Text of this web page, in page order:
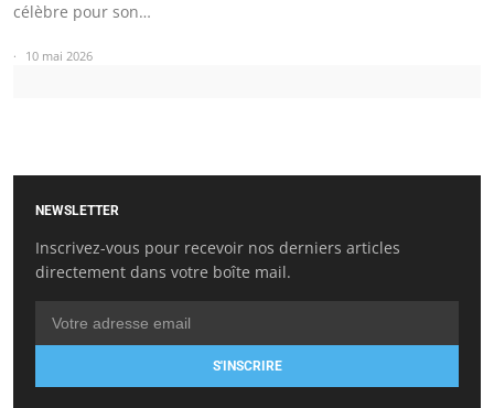
célèbre pour son…
10 mai 2026
NEWSLETTER
Inscrivez-vous pour recevoir nos derniers articles
directement dans votre boîte mail.
S'INSCRIRE